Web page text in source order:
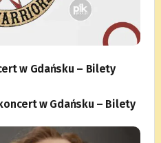
w Gdańsku – Bilety
w Gdańsku – Bilety